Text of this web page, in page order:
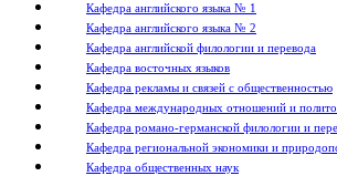
Кафедра английского языка № 1
Кафедра английского языка № 2
Кафедра английской филологии и перевода
Кафедра восточных языков
Кафедра рекламы и связей с общественностью
Кафедра международных отношений и
Кафедра романо-германской филологии и
Кафедра региональной экономики и
Кафедра общественных наук